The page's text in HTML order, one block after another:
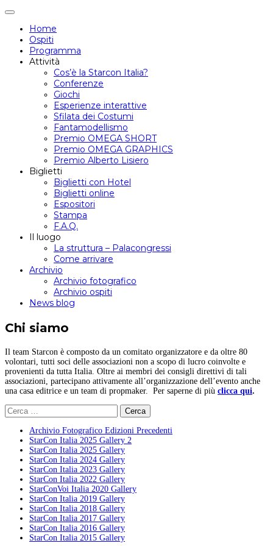
Attiva/disattiva
navigazione
Home
Ospiti
Programma
Attività
Cos’è la Starcon Italia?
Conferenze
Giochi
Esperienze interattive
Sfilata dei Costumi
Fantamodellismo
Premio OMEGA SHORT
Premio OMEGA GRAPHICS
Premio Alberto Lisiero
Biglietti
Biglietti con Hotel
Biglietti online
Espositori
Stampa
F.A.Q.
Il luogo
La struttura – Palacongressi
Come arrivare
Archivio
Archivio fotografico
Archivio ospiti
News blog
Chi siamo
Il team Starcon è composto da un comitato organizzatore e da oltre 80
volontari, tutti soci delle associazioni non a scopo di lucro coinvolte e
provenienti da tutta Italia. Oltre ai membri dei consigli direttivi di tali
associazioni, partecipano attivamente all’organizzazione dell’evento anche
una casa editrice e un team di propmaker. Per saperne di più clicca qui.
Ricerca
per:
Archivio Fotografico Edizioni Precedenti
StarCon Italia 2025 Gallery 2
StarCon Italia 2025 Gallery
StarCon Italia 2024 Gallery
StarCon Italia 2023 Gallery
StarCon Italia 2022 Gallery
StarConVoi Italia 2020 Gallery
StarCon Italia 2019 Gallery
StarCon Italia 2018 Gallery
StarCon Italia 2017 Gallery
StarCon Italia 2016 Gallery
StarCon Italia 2015 Gallery